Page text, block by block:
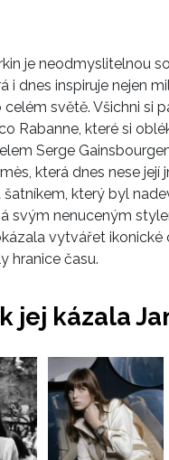
je neodmyslitelnou
i dnes inspiruje nejen
světě. Všichni si
Rabanne, které si
Serge
která dnes nese její
který byl
svým nenuceným
vytvářet ikonické
hranice času.
jej kázala